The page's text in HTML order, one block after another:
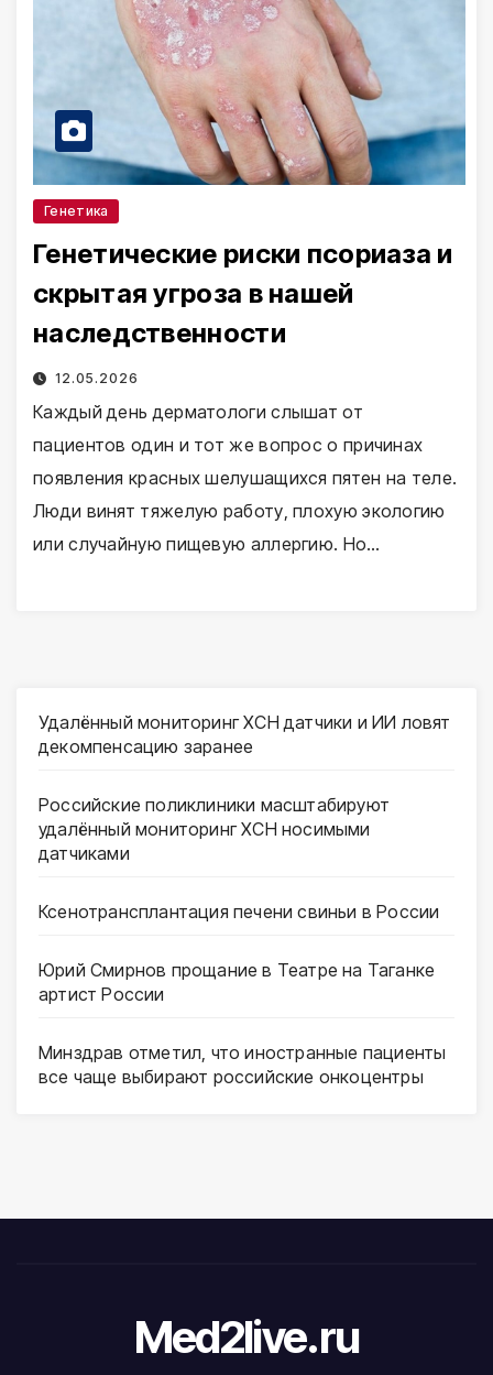
Генетика
Генетические риски псориаза и
скрытая угроза в нашей
наследственности
12.05.2026
Каждый день дерматологи слышат от
пациентов один и тот же вопрос о причинах
появления красных шелушащихся пятен на теле.
Люди винят тяжелую работу, плохую экологию
или случайную пищевую аллергию. Но…
Удалённый мониторинг ХСН датчики и ИИ ловят
декомпенсацию заранее
Российские поликлиники масштабируют
удалённый мониторинг ХСН носимыми
датчиками
Ксенотрансплантация печени свиньи в России
Юрий Смирнов прощание в Театре на Таганке
артист России
Минздрав отметил, что иностранные пациенты
все чаще выбирают российские онкоцентры
Med2live.ru